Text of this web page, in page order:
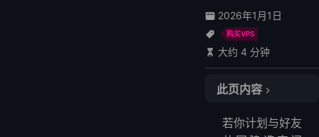
2026年1月1日
购买VPS
大约 4 分钟
此页内容
若你计划与好友